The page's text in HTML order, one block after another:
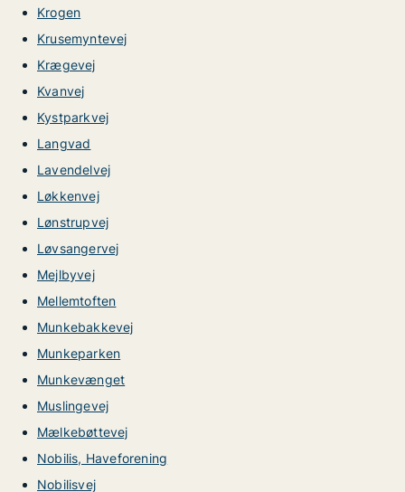
Krogen
Krusemyntevej
Krægevej
Kvanvej
Kystparkvej
Langvad
Lavendelvej
Løkkenvej
Lønstrupvej
Løvsangervej
Mejlbyvej
Mellemtoften
Munkebakkevej
Munkeparken
Munkevænget
Muslingevej
Mælkebøttevej
Nobilis, Haveforening
Nobilisvej